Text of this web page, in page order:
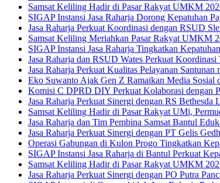
Samsat Keliling Hadir di Pasar Rakyat UMKM
SIGAP Instansi Jasa Raharja Dorong Kepatuhan
Jasa Raharja Perkuat Koordinasi dengan RSUD
Samsat Keliling Meriahkan Pasar Rakyat UMKM
SIGAP Instansi Jasa Raharja Tingkatkan
Jasa Raharja dan RSUD Wates Perkuat
Jasa Raharja Perkuat Kualitas Pelayanan
Eko Suwanto Ajak Gen Z Ramaikan Media Sosial
Komisi C DPRD DIY Perkuat Kolaborasi dengan
Jasa Raharja Perkuat Sinergi dengan RS
Samsat Keliling Hadir di Pasar Rakyat UMi,
Jasa Raharja dan Tim Pembina Samsat Bantul
Jasa Raharja Perkuat Sinergi dengan PT Gelis
Operasi Gabungan di Kulon Progo Tingkatkan
SIGAP Instansi Jasa Raharja di Bantul Perkuat
Samsat Keliling Hadir di Pasar Rakyat UMKM
Jasa Raharja Perkuat Sinergi dengan PO Putra